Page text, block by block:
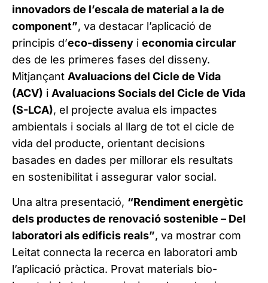
innovadors de l’escala de material a la de
component”, va destacar l’aplicació de
principis d’eco-disseny i economia circular
des de les primeres fases del disseny.
Mitjançant Avaluacions del Cicle de Vida
(ACV) i Avaluacions Socials del Cicle de Vida
(S-LCA), el projecte avalua els impactes
ambientals i socials al llarg de tot el cicle de
vida del producte, orientant decisions
basades en dades per millorar els resultats
en sostenibilitat i assegurar valor social.
Una altra presentació, “Rendiment energètic
dels productes de renovació sostenible – Del
laboratori als edificis reals”, va mostrar com
Leitat connecta la recerca en laboratori amb
l’aplicació pràctica. Provat materials bio-